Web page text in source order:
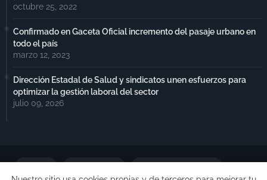
octubre 25, 2022
Confirmado en Gaceta Oficial incremento del pasaje urbano en
todo el país
marzo 12, 2023
Dirección Estadal de Salud y sindicatos unen esfuerzos para
optimizar la gestión laboral del sector
julio 09, 2026